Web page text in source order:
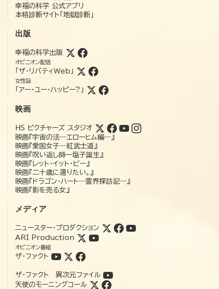
幸福の科学 公式アプリ
本格診断サイト「地獄診断」
出版
幸福の科学出版
オピニオン配信
「ザ・リバティWeb」
女性誌
「アー・ユー・ハッピー?」
映画
HS ピクチャーズ スタジオ
映画『宇宙の法―エローヒム編―』
映画『愛国女子―紅武士道』
映画『呪い返し師—塩子誕生』
映画『レット・イット・ビー』
映画『二十歳に還りたい。』
映画『ドラゴン・ハート―霊界探訪記―』
映画『影を売る女』
メディア
ニュースター・プロダクション
ARI Production
オピニオン番組
ザ・ファクト
ザ・ファクト 異次元ファイル
天使のモーニングコール